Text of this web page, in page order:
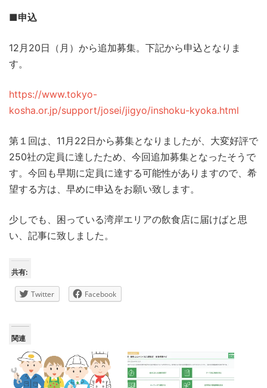
■申込
12月20日（月）から追加募集。下記から申込となりま
す。
https://www.tokyo-
kosha.or.jp/support/josei/jigyo/inshoku-kyoka.html
第１回は、11月22日から募集となりましたが、大変好評で
250社の定員に達したため、今回追加募集となったそうで
す。今回も早期に定員に達する可能性がありますので、希
望する方は、早めに申込をお願い致します。
少しでも、困っている湾岸エリアの飲食店に届けばと思
い、記事に致しました。
共有:
Twitter Facebook
関連